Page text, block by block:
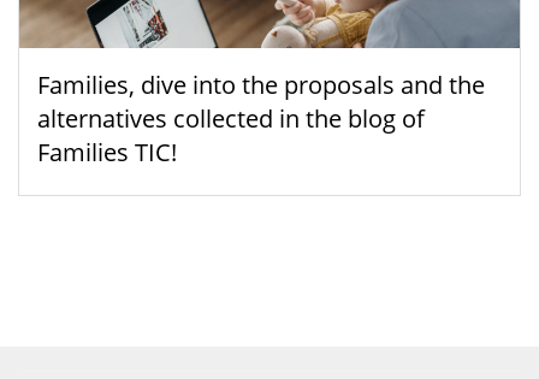
Families, dive into the proposals and the
alternatives collected in the blog of
Families TIC!